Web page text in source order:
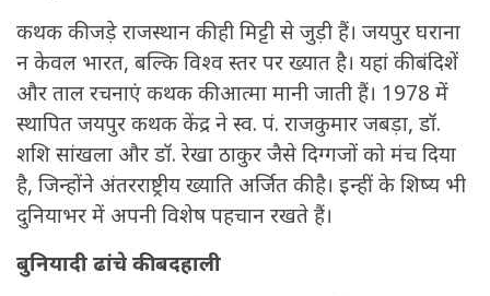
कथक की जड़े राजस्थान की ही मिट्टी से जुड़ी हैं। जयपुर घराना
न केवल भारत, बल्कि विश्व स्तर पर ख्यात है। यहां की बंदिशें
और ताल रचनाएं कथक की आत्मा मानी जाती हैं। 1978 में
स्थापित जयपुर कथक केंद्र ने स्व. पं. राजकुमार जबड़ा, डॉ.
शशि सांखला और डॉ. रेखा ठाकुर जैसे दिग्गजों को मंच दिया
है, जिन्होंने अंतरराष्ट्रीय ख्याति अर्जित की है। इन्हीं के शिष्य भी
दुनियाभर में अपनी विशेष पहचान रखते हैं।
बुनियादी ढांचे की बदहाली